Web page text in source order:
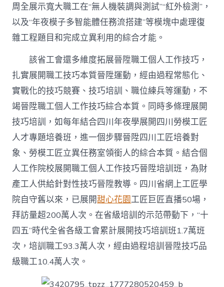
周全展示寬大職工在“無人機裝調與測試”“紅外檢測”，
以及“年夜模子多智能體任務流搭建”等模塊中處理復
雜工程題目和完成立異利用的綜合才能。
該省工會還多維度拓展晉陞職工個人工作技巧，
扎實展開職工技巧本質晉陞運動，經由過程常態化、
實戰化的技巧競賽、技巧培訓、職位練兵等運動，不
竭晉陞職工個人工作技巧綜合本質。同時多條理展開
技巧培訓，如每年結合四川年夜學展開四川勞模工匠
人才專題培養班，進一個步驟晉陞四川工匠培養對
象、勞模工匠立異任務室領銜人的綜合本質。結合個
人工作院校展開職工個人工作技巧晉陞培訓班，為財
產工人供給針對性技巧晉陞教導。四川省網上工匠學
院自守舊以來，已展開甜心花園工匠巨匠直播50場，
拜訪量超200萬人次。在省級培訓的示范帶動下，“十
四五”時代全省各級工會累計展開技巧培訓班1.7萬班
次，培訓職工93.3萬人次，經由過程培訓晉陞技巧品
級職工10.4萬人次。